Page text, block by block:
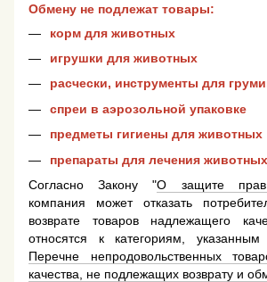
Обмену не подлежат товары:
корм для животных
игрушки для животных
расчески, инструменты для
спреи в аэрозольной упаковке
предметы гигиены для животных
препараты для лечения
Согласно Закону "О защите прав
компания может отказать
возврате товаров надлежащего
относятся к категориям,
Перечне непродовольственных
качества, не подлежащих возврату и